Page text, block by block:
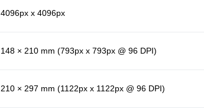
4096px x 4096px
148 × 210 mm (793px x 793px @ 96 DPI)
210 × 297 mm (1122px x 1122px @ 96 DPI)